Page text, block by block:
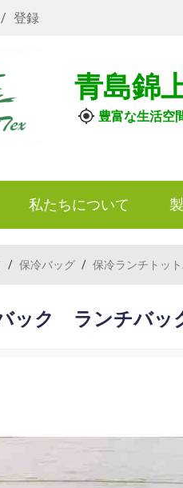
/ 登録
青島錦
豊富な生活空
私たちについて
/ 保冷バッグ / 保冷ランチトッ
ック ランチバ